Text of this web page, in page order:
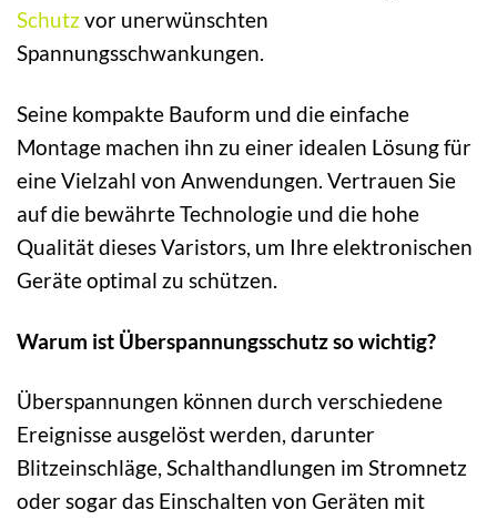
Schutzvor unerwünschten
Spannungsschwankungen.
Seine kompakte Bauform und die einfache
Montage machen ihn zu einer idealen Lösung für
eine Vielzahl von Anwendungen. Vertrauen Sie
auf die bewährte Technologie und die hohe
Qualität dieses Varistors, um Ihre elektronischen
Geräte optimal zu schützen.
Warum ist Überspannungsschutz so wichtig?
Überspannungen können durch verschiedene
Ereignisse ausgelöst werden, darunter
Blitzeinschläge, Schalthandlungen im Stromnetz
oder sogar das Einschalten von Geräten mit